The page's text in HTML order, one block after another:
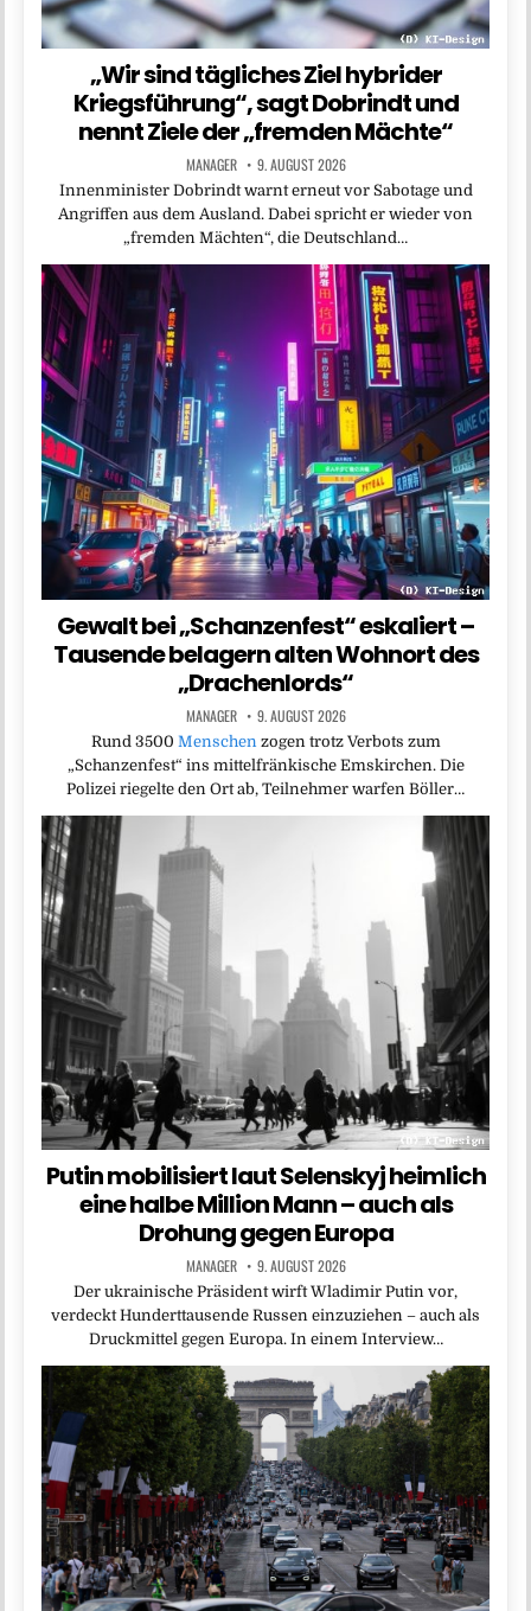
„Wir sind tägliches Ziel hybrider
Kriegsführung“, sagt Dobrindt und
nennt Ziele der „fremden Mächte“
MANAGER 9. AUGUST 2026
Innenminister Dobrindt warnt erneut vor Sabotage und
Angriffen aus dem Ausland. Dabei spricht er wieder von
„fremden Mächten“, die Deutschland…
Gewalt bei „Schanzenfest“ eskaliert –
Tausende belagern alten Wohnort des
„Drachenlords“
MANAGER 9. AUGUST 2026
Rund 3500 Menschen zogen trotz Verbots zum
„Schanzenfest“ ins mittelfränkische Emskirchen. Die
Polizei riegelte den Ort ab, Teilnehmer warfen Böller…
Putin mobilisiert laut Selenskyj heimlich
eine halbe Million Mann – auch als
Drohung gegen Europa
MANAGER 9. AUGUST 2026
Der ukrainische Präsident wirft Wladimir Putin vor,
verdeckt Hunderttausende Russen einzuziehen – auch als
Druckmittel gegen Europa. In einem Interview…